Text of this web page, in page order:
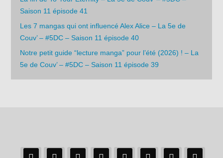
Saison 11 épisode 41
Les 7 mangas qui ont influencé Alex Alice – La 5e de
Couv’ – #5DC – Saison 11 épisode 40
Notre petit guide “lecture manga” pour l’été (2026) ! – La
5e de Couv’ – #5DC – Saison 11 épisode 39